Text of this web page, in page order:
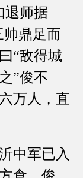
退师据
帅鼎足而
“敌得城
”俊不
万人，直
中军已入